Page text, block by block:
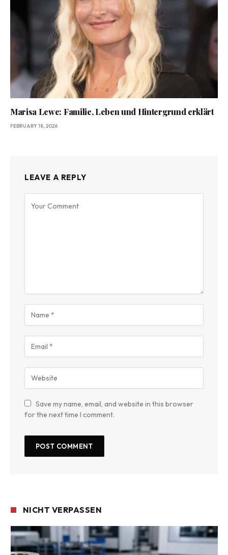
Marisa Lewe: Familie, Leben und Hintergrund erklärt
FEBRUARY 18, 2026
LEAVE A REPLY
Save my name, email, and website in this browser
for the next time I comment.
NICHT VERPASSEN